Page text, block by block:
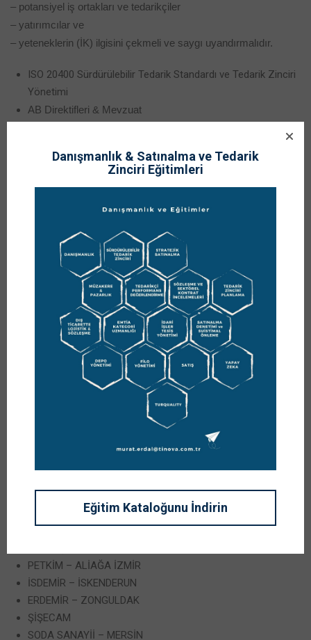
– potansiyel iş ortakları ve tedarikçiler
– yatırımcılar ve
– yeteneklerin (İK) ilgisini çekmeli ve saygı uyandırmalıdır.
ISO 20400 Sürdürülebilir Tedarik Standardı ve Tedarik Zinciri
Yönetimi
AB Direktifleri & Mevzuat
Kurumsal Sürdürülebilirlik Raporlama Direktifi
ISO 14001: ISO 14046, ISO 14064
ISO 26000
Sürdürülebilir Stratejiler
Sürdürülebilirlik Raporlama hizmeti için en doğru teklifi
merdal@istanbul.edu.trüzerinden alabilirsiniz.
Sustainable Supply Chain
Management and Green
Procurement Training
EĞİTİM REFERANSLARI:
merdal@istanbul.edu.tr adresinden iletişime geçebilirsiniz.
PETKİM – ALİAĞA İZMİR
İSDEMİR – İSKENDERUN
ERDEMİR – ZONGULDAK
ŞİŞECAM
SODA SANAYİİ – MERSİN
Danışmanlık & Satınalma ve Tedarik
Zinciri Eğitimleri
Eğitim Kataloğunu İndirin